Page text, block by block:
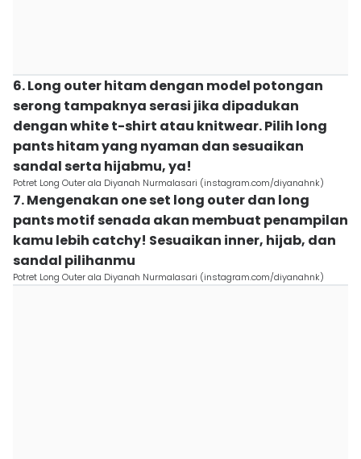
6. Long outer hitam dengan model potongan
serong tampaknya serasi jika dipadukan
dengan white t-shirt atau knitwear. Pilih long
pants hitam yang nyaman dan sesuaikan
sandal serta hijabmu, ya!
Potret Long Outer ala Diyanah Nurmalasari (instagram.com/diyanahnk)
7. Mengenakan one set long outer dan long
pants motif senada akan membuat penampilan
kamu lebih catchy! Sesuaikan inner, hijab, dan
sandal pilihanmu
Potret Long Outer ala Diyanah Nurmalasari (instagram.com/diyanahnk)